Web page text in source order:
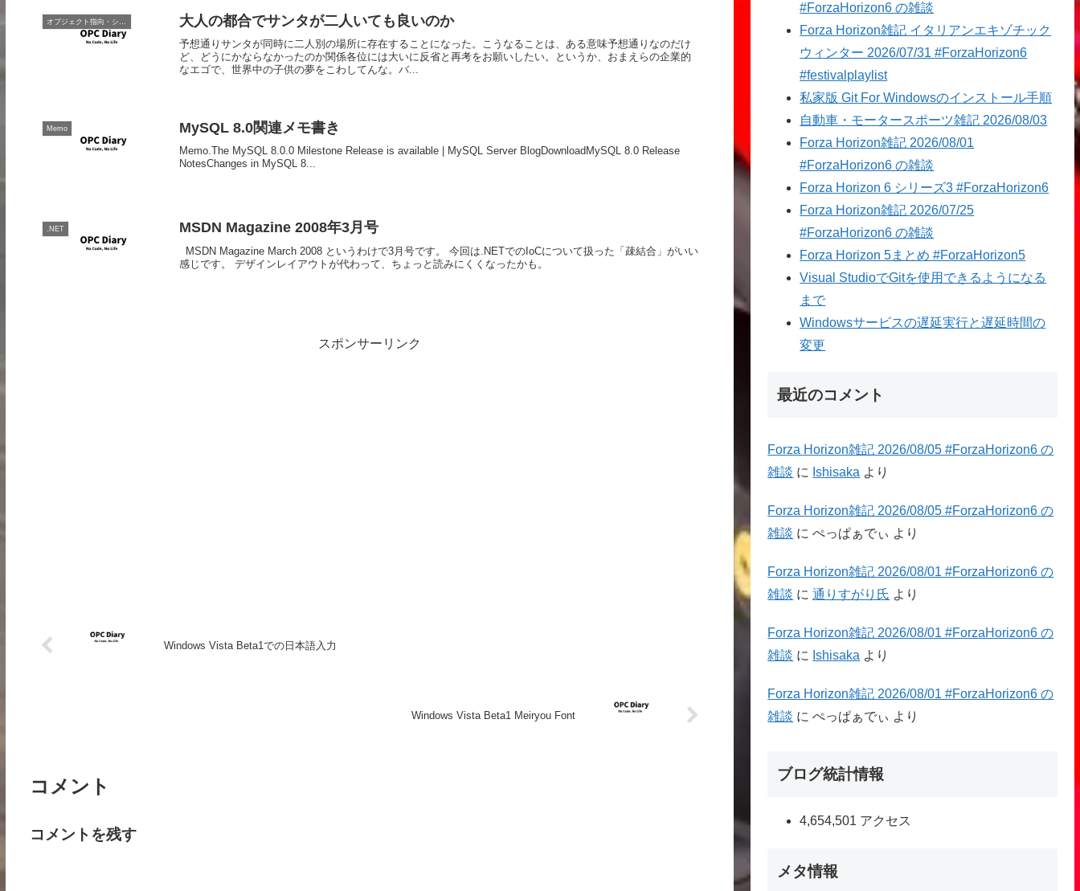
オブジェクト指向・システム開発 大人の都合でサンタが二人いても良いのか
予想通りサンタが同時に二人別の場所に存在することになった。こうなることは、ある意味予想通りなのだけ
ど、どうにかならなかったのか関係各位には大いに反省と再考をお願いしたい。というか、おまえらの企業的
なエゴで、世界中の子供の夢をこわしてんな。バ...
Memo MySQL 8.0関連メモ書き
Memo.The MySQL 8.0.0 Milestone Release is available | MySQL Server BlogDownloadMySQL 8.0 Release
NotesChanges in MySQL 8...
.NET MSDN Magazine 2008年3月号
MSDN Magazine March 2008 というわけで3月号です。 今回は.NETでのIoCについて扱った「疎結合」がいい
感じです。 デザインレイアウトが代わって、ちょっと読みにくくなったかも。
スポンサーリンク
Windows Vista Beta1での日本語入力
Windows Vista Beta1 Meiryou Font
コメント
コメントを残す
#ForzaHorizon6 の雑談
Forza Horizon雑記 イタリアンエキゾチック
ウィンター 2026/07/31 #ForzaHorizon6
#festivalplaylist
私家版 Git For Windowsのインストール手順
自動車・モータースポーツ雑記 2026/08/03
Forza Horizon雑記 2026/08/01
#ForzaHorizon6 の雑談
Forza Horizon 6 シリーズ3 #ForzaHorizon6
Forza Horizon雑記 2026/07/25
#ForzaHorizon6 の雑談
Forza Horizon 5まとめ #ForzaHorizon5
Visual StudioでGitを使用できるようになる
まで
Windowsサービスの遅延実行と遅延時間の
変更
最近のコメント
Forza Horizon雑記 2026/08/05 #ForzaHorizon6 の
雑談 に Ishisaka より
Forza Horizon雑記 2026/08/05 #ForzaHorizon6 の
雑談 にぺっぱぁでぃ より
Forza Horizon雑記 2026/08/01 #ForzaHorizon6 の
雑談 に通りすがり氏 より
Forza Horizon雑記 2026/08/01 #ForzaHorizon6 の
雑談 に Ishisaka より
Forza Horizon雑記 2026/08/01 #ForzaHorizon6 の
雑談 にぺっぱぁでぃ より
ブログ統計情報
4,654,501 アクセス
メタ情報